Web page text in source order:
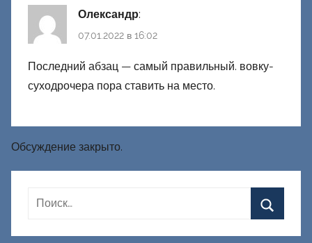
Олександр:
07.01.2022 в 16:02
Последний абзац — самый правильный. вовку-
суходрочера пора ставить на место.
Обсуждение закрыто.